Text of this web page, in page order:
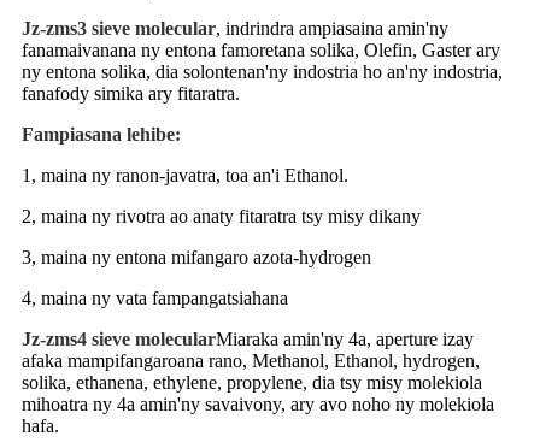
Jz-zms3 sieve molecular, indrindra ampiasaina amin'ny
fanamaivanana ny entona famoretana solika, Olefin, Gaster ary
ny entona solika, dia solontenan'ny indostria ho an'ny indostria,
fanafody simika ary fitaratra.
Fampiasana lehibe:
1, maina ny ranon-javatra, toa an'i Ethanol.
2, maina ny rivotra ao anaty fitaratra tsy misy dikany
3, maina ny entona mifangaro azota-hydrogen
4, maina ny vata fampangatsiahana
Jz-zms4 sieve molecularMiaraka amin'ny 4a, aperture izay
afaka mampifangaroana rano, Methanol, Ethanol, hydrogen,
solika, ethanena, ethylene, propylene, dia tsy misy molekiola
mihoatra ny 4a amin'ny savaivony, ary avo noho ny molekiola
hafa.